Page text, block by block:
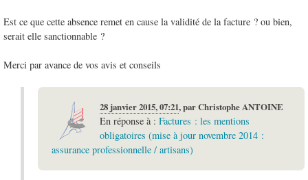
Est ce que cette absence remet en cause la validité de la facture ? ou bien,
serait elle sanctionnable ?
Merci par avance de vos avis et conseils
28 janvier 2015, 07:21,parChristophe ANTOINE
En réponse à : Factures : les mentions
obligatoires (mise à jour novembre 2014 :
assurance professionnelle / artisans)